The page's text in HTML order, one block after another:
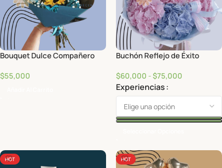
Bouquet Dulce Compañero
$55,000
Buchón Reflejo de Éxito
$60,000 -$75,000
Experiencias
HOT HOT